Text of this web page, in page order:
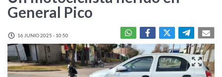
General Pico
16 JUNIO 2025 - 10:50